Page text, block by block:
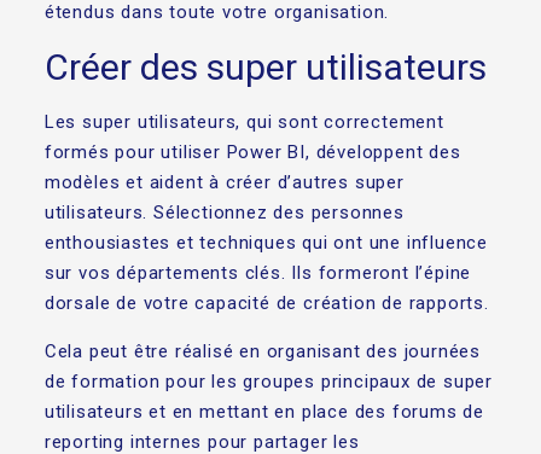
étendus dans toute votre organisation.
Créer des super utilisateurs
Les super utilisateurs, qui sont correctement
formés pour utiliser Power BI, développent des
modèles et aident à créer d’autres super
utilisateurs. Sélectionnez des personnes
enthousiastes et techniques qui ont une influence
sur vos départements clés. Ils formeront l’épine
dorsale de votre capacité de création de rapports.
Cela peut être réalisé en organisant des journées
de formation pour les groupes principaux de super
utilisateurs et en mettant en place des forums de
reporting internes pour partager les